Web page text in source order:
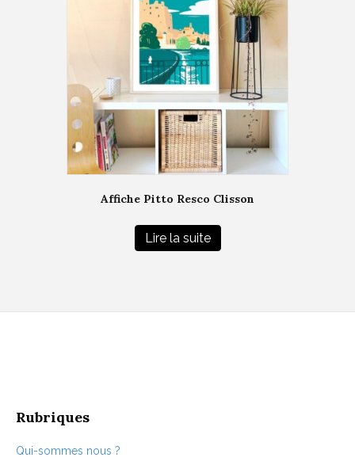
Affiche Pitto Resco Clisson
Lire la suite
Rubriques
Qui-sommes nous ?